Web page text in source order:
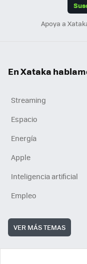
Apoya a
En Xataka
Streaming
Espacio
Energía
Apple
Inteligencia artificial
Empleo
VER MÁS TEMAS